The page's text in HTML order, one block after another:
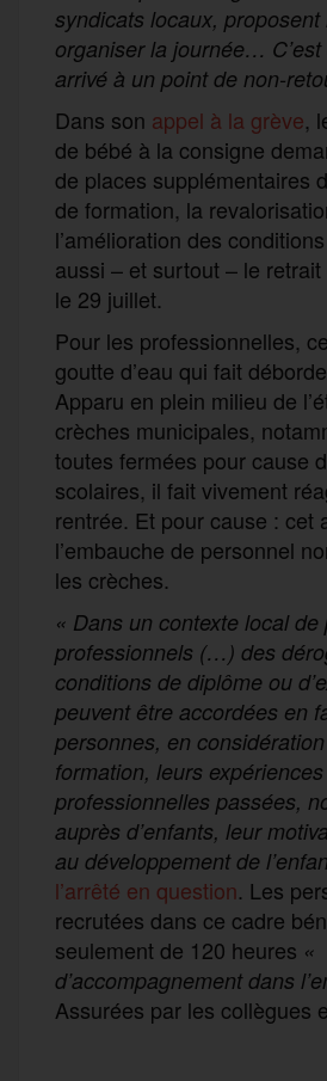
syndicats locaux,
organiser la journée… C’est
arrivé à un point de non-
Dans son appel à la grève,
de bébé à la consigne
de places supplémentaires
de formation, la
l’amélioration des
aussi – et surtout – le retrait
le 29 juillet.
Pour les professionnelles,
goutte d’eau qui fait
Apparu en plein milieu de
crèches municipales,
toutes fermées pour cause
scolaires, il fait vivement
rentrée. Et pour cause : cet
l’embauche de personnel
les crèches.
« Dans un contexte local
professionnels (…) des
conditions de diplôme ou
peuvent être accordées en
personnes, en
formation, leurs expériences
professionnelles passées,
auprès d’enfants, leur
au développement de
l’arrêté en question. Les
recrutées dans ce cadre
seulement de 120 heures «
d’accompagnement dans
Assurées par les collègues